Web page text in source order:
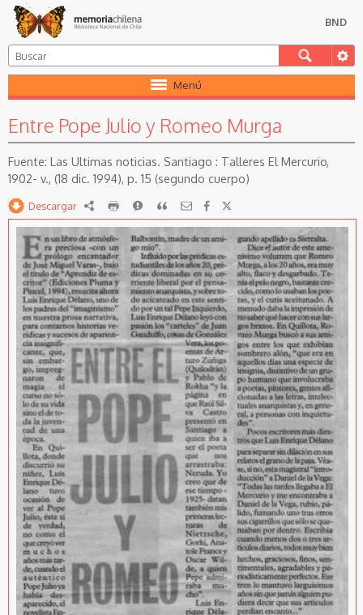
BND
Menú
Entre Pope Julio y Romeo Murga
Las Ultimas noticias. Santiago : Talleres El Mercurio,
1902- v., (18 dic. 1994), p. 15 (segundo cuerpo)
Descargar RDF imprimirReportarCitar